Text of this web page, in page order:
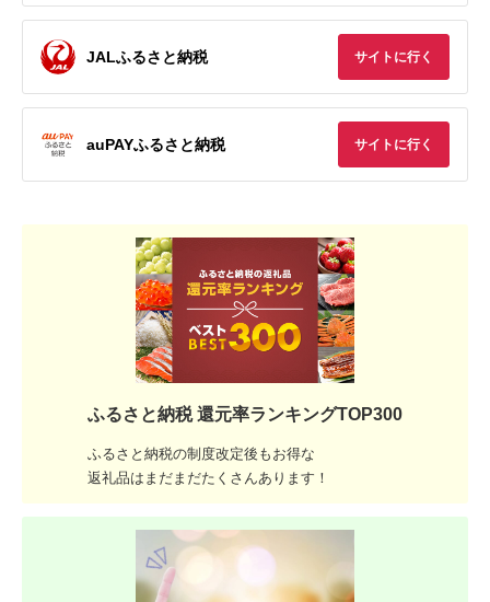
JALふるさと納税 サイトに行く
auPAYふるさと納税 サイトに行く
ふるさと納税 還元率ランキングTOP300
ふるさと納税の制度改定後もお得な
返礼品はまだまだたくさんあります！